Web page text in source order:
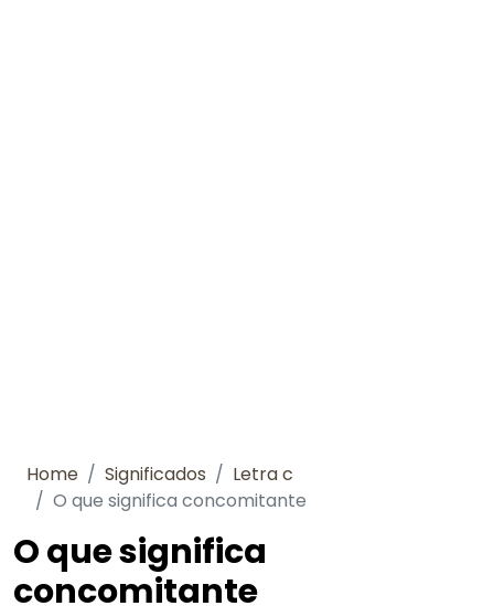
Home Significados
Letra c
O que significa concomitante
O que significa
concomitante